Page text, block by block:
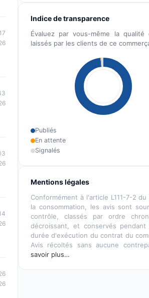
Indice de transparence
Évaluez par vous-même la qualité
laissés par les clients de ce
Publiés
En attente
Signalés
Mentions légales
Conformément à l'article L111-7-2 du
la consommation, les avis sont
contrôle, classés par ordre
décroissant, et conservés
durée d'exécution du contrat du
Avis récoltés sans aucune
savoir plus…